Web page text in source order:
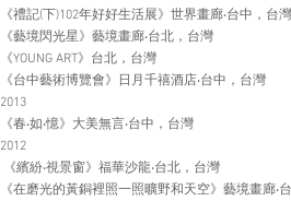
《禮記(下)102年好好生活展》世界畫廊‧台中，台灣
《藝境閃光星》藝境畫廊‧台北，台灣
《YOUNG ART》台北，台灣
《台中藝術博覽會》日月千禧酒店‧台中，台灣
2013
《春‧如‧憶》大美無言‧台中，台灣
2012
《繽紛‧視景窗》福華沙龍‧台北，台灣
《在磨光的黃銅裡照一照曠野和天空》藝境畫廊‧